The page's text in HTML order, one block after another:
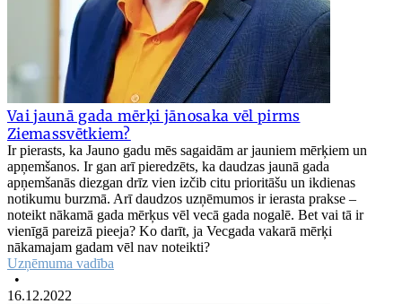
Vai jaunā gada mērķi jānosaka vēl pirms
Ziemassvētkiem?
Ir pierasts, ka Jauno gadu mēs sagaidām ar jauniem mērķiem un
apņemšanos. Ir gan arī pieredzēts, ka daudzas jaunā gada
apņemšanās diezgan drīz vien izčib citu prioritāšu un ikdienas
notikumu burzmā. Arī daudzos uzņēmumos ir ierasta prakse –
noteikt nākamā gada mērķus vēl vecā gada nogalē. Bet vai tā ir
vienīgā pareizā pieeja? Ko darīt, ja Vecgada vakarā mērķi
nākamajam gadam vēl nav noteikti?
Uzņēmuma vadība
•
16.12.2022